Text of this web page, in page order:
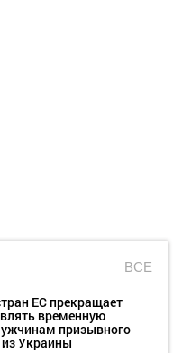
ВСЕ
ЕС прекращает
временную
призывного
из Украины